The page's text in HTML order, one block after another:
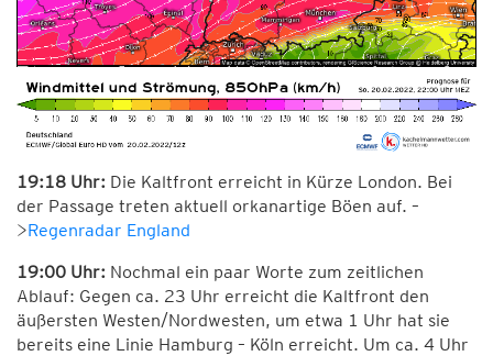
19:18 Uhr: Die Kaltfront erreicht in Kürze London. Bei
der Passage treten aktuell orkanartige Böen auf. –
>Regenradar England
19:00 Uhr: Nochmal ein paar Worte zum zeitlichen
Ablauf: Gegen ca. 23 Uhr erreicht die Kaltfront den
äußersten Westen/Nordwesten, um etwa 1 Uhr hat sie
bereits eine Linie Hamburg – Köln erreicht. Um ca. 4 Uhr